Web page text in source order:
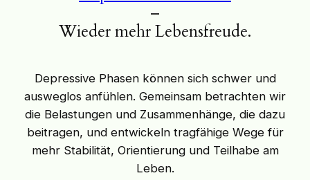
–
Wieder mehr Lebensfreude.
Depressive Phasen können sich schwer und
ausweglos anfühlen. Gemeinsam betrachten wir
die Belastungen und Zusammenhänge, die dazu
beitragen, und entwickeln tragfähige Wege für
mehr Stabilität, Orientierung und Teilhabe am
Leben.